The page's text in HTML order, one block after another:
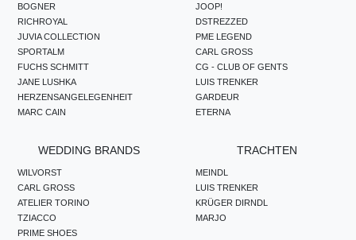
BOGNER
RICHROYAL
JUVIA COLLECTION
SPORTALM
FUCHS SCHMITT
JANE LUSHKA
HERZENSANGELEGENHEIT
MARC CAIN
JOOP!
DSTREZZED
PME LEGEND
CARL GROSS
CG - CLUB OF GENTS
LUIS TRENKER
GARDEUR
ETERNA
WEDDING BRANDS
WILVORST
CARL GROSS
ATELIER TORINO
TZIACCO
PRIME SHOES
TRACHTEN
MEINDL
LUIS TRENKER
KRÜGER DIRNDL
MARJO